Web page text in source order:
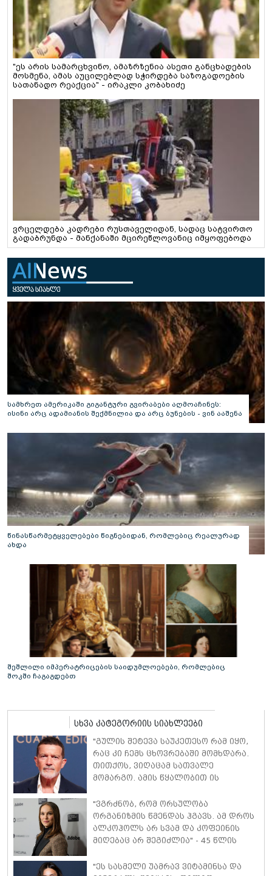
"ეს არის სამარცხვინო, ამაზრზენია ასეთი განცხადების
მოსმენა, ამას აუცილებლად სჭირდება საზოგადოების
სათანადო რეაქცია" - ირაკლი კობახიძე
ვრცელდება კადრები რუსთაველიდან, სადაც სატვირთო
გადაბრუნდა - მანქანაში მცირეწლოვანიც იმყოფებოდა
სამხრეთ ამერიკაში გიგანტური გვირაბები აღმოაჩინეს:
ისინი არც ადამიანის შექმნილია და არც ბუნების - ვინ ააშენა
წინასწარმეტყველებები წიგნებიდან, რომლებიც რეალურად
ახდა
შეშლილი იმპერატრიცების საიდუმლოებები, რომლებიც
შოკში ჩაგაგდებთ
სხვა კატეგორიის სიახლეები
"გულის შეტევა საუკეთესო რამ იყო,
რაც კი ჩემს ცხოვრებაში მომხდარა.
თითქოს, ვიღაცამ სათვალე
მომარგო. ამის წყალობით ის
ვერ ვამჩნევდი" - ანტონიო ბანდერასი
"ვგრძნობ, რომ ორსულობა
ორგანიზმის წმენდას ჰგავს. ამ დროს
ალკოჰოლს არ სვამ და კოფეინის
მიღებაც არ შეგიძლია" - 45 წლის
იშვიათ კომენტარს აკეთებს
"ეს სასმელი უამრავ ვიტამინსა და